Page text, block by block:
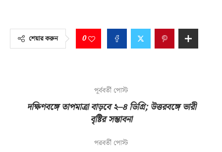
শেয়ার করুন 0
পূর্ববর্তী পোস্ট
দক্ষিণবঙ্গে তাপমাত্রা বাড়বে ২–৪ ডিগ্রি; উত্তরবঙ্গে ভারী
বৃষ্টির সম্ভাবনা
পরবর্তী পোস্ট